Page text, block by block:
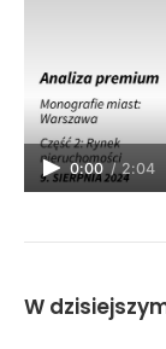
0:00 / 2:04
W